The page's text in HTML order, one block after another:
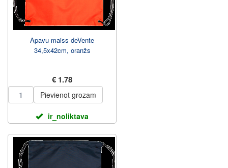
Apavu maiss deVente
34,5x42cm, oranžs
€ 1.78
Pievienot grozam
ir_noliktava